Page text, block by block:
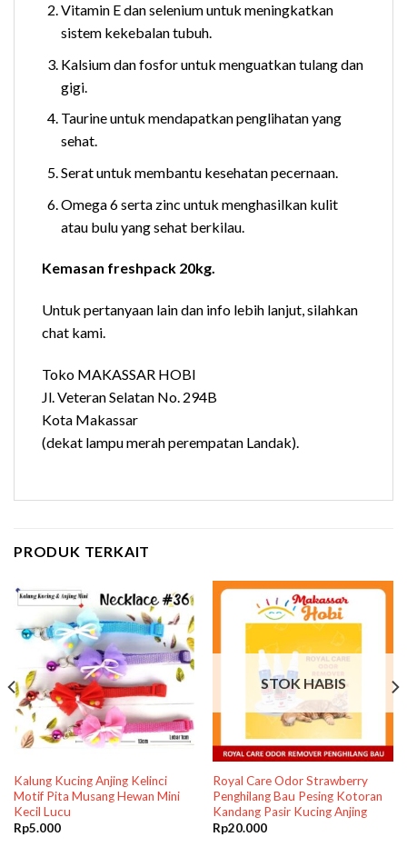
Vitamin E dan selenium untuk meningkatkan
sistem kekebalan tubuh.
Kalsium dan fosfor untuk menguatkan tulang dan
gigi.
Taurine untuk mendapatkan penglihatan yang
sehat.
Serat untuk membantu kesehatan pecernaan.
Omega 6 serta zinc untuk menghasilkan kulit
atau bulu yang sehat berkilau.
Kemasan freshpack 20kg.
Untuk pertanyaan lain dan info lebih lanjut, silahkan
chat kami.
Toko MAKASSAR HOBI
Jl. Veteran Selatan No. 294B
Kota Makassar
(dekat lampu merah perempatan Landak).
PRODUK TERKAIT
Kalung Kucing Anjing Kelinci
Motif Pita Musang Hewan Mini
Kecil Lucu
Rp5.000
STOK HABIS
Royal Care Odor Strawberry
Penghilang Bau Pesing Kotoran
Kandang Pasir Kucing Anjing
Rp20.000